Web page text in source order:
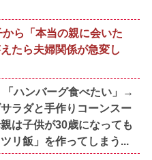
ら「本当の親に会いた
たら夫婦関係が急変し
ハンバーグ食べたい」→
ラダと手作りコーンスー
は子供が30歳になっても
リ飯」を作ってしまう...